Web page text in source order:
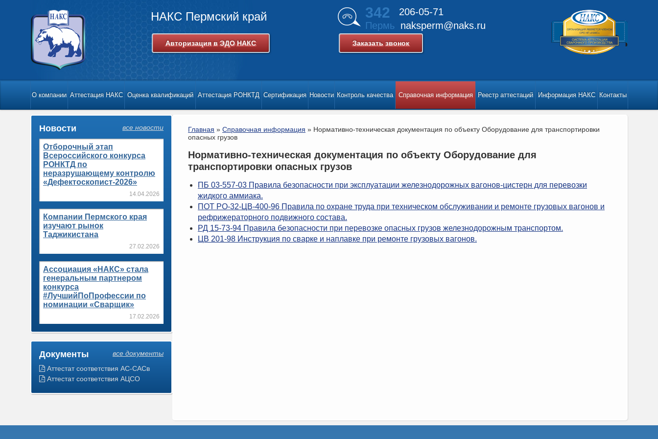
НАКС Пермский край
Авторизация в ЭДО НАКС
342 206-05-71
Пермь naksperm@naks.ru
Заказать звонок
О компании Аттестация НАКС Оценка квалификаций Аттестация РОНКТД Cертификация Новости Контроль качества Справочная информация Реестр аттестаций Информация НАКС Контакты
Новости все новости
Отборочный этап
Всероссийского конкурса
РОНКТД по
неразрушающему контролю
«Дефектоскопист-2026»
14.04.2026
Компании Пермского края
изучают рынок
Таджикистана
27.02.2026
Ассоциация «НАКС» стала
генеральным партнером
конкурса
#ЛучшийПоПрофессии по
номинации «Сварщик»
17.02.2026
Документы
все документы
Аттестат соответствия АС-САСв
Аттестат соответствия АЦСО
Главная » Справочная информация » Нормативно-техническая документация по объекту Оборудование для транспортировки
опасных грузов
Нормативно-техническая документация по объекту Оборудование для
транспортировки опасных грузов
ПБ 03-557-03 Правила безопасности при эксплуатации железнодорожных вагонов-цистерн для перевозки
жидкого аммиака.
ПОТ РО-32-ЦВ-400-96 Правила по охране труда при техническом обслуживании и ремонте грузовых вагонов и
рефрижераторного подвижного состава.
РД 15-73-94 Правила безопасности при перевозке опасных грузов железнодорожным транспортом.
ЦВ 201-98 Инструкция по сварке и наплавке при ремонте грузовых вагонов.